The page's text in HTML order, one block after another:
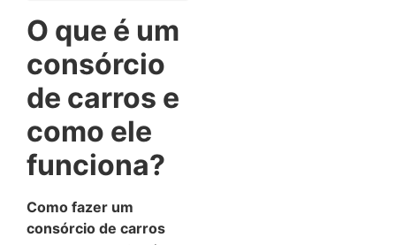
O que é um
consórcio
de carros e
como ele
funciona?
Como fazer um
consórcio de carros